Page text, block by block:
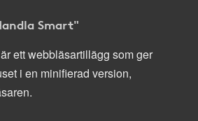
Smart"
ett webbläsartillägg som ger
i en minifierad version,